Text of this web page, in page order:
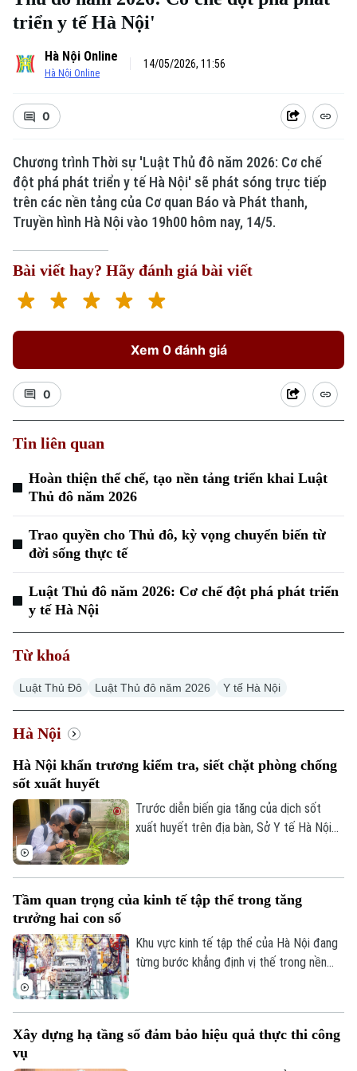
Xu hướng
triển y tế Hà Nội'
Hà Nội Online
Hà Nội Online
14/05/2026, 11:56
0
Chương trình Thời sự 'Luật Thủ đô năm 2026: Cơ chế
đột phá phát triển y tế Hà Nội' sẽ phát sóng trực tiếp
trên các nền tảng của Cơ quan Báo và Phát thanh,
Truyền hình Hà Nội vào 19h00 hôm nay, 14/5.
Bài viết hay? Hãy đánh giá bài viết
Xem 0 đánh giá
0
Tin liên quan
Hoàn thiện thể chế, tạo nền tảng triển khai Luật
Thủ đô năm 2026
Trao quyền cho Thủ đô, kỳ vọng chuyển biến từ
đời sống thực tế
Luật Thủ đô năm 2026: Cơ chế đột phá phát triển
y tế Hà Nội
Từ khoá
Luật Thủ Đô Luật Thủ đô năm 2026 Y tế Hà Nội
Hà Nội
Hà Nội khẩn trương kiểm tra, siết chặt phòng chống
sốt xuất huyết
Trước diễn biến gia tăng của dịch sốt
xuất huyết trên địa bàn, Sở Y tế Hà Nội
sẽ thành lập các đoàn kiểm tra, giám sát
phường.
Tầm quan trọng của kinh tế tập thể trong tăng
trưởng hai con số
Khu vực kinh tế tập thể của Hà Nội đang
từng bước khẳng định vị thế trong nền
thôn và thúc đẩy tiêu dùng. Đặc biệt, để
Xây dựng hạ tầng số đảm bảo hiệu quả thực thi công
vụ